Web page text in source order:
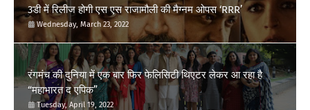
3डी में रिलीज होगी एस एस राजामौली की मैग्नम ओपस ‘RRR’
Wednesday, March 23, 2022
रंगमंच की दुनिया में एक बार फिर फेलिसिटी थिएटर लेकर आ रहा है
“महाभारत द एपिक”
Tuesday, April 19, 2022